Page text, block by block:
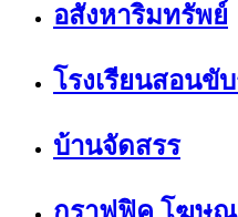
อสังหาริมทรัพย์
โรงเรียนสอนขั
บ้านจัดสรร
กราฟฟิค โฆษ